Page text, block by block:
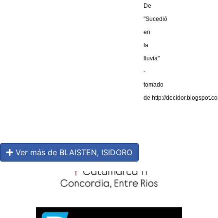
De
"Sucedió
en
la
lluvia"
-
tomado
de http://
Ver más de BLAISTEN, ISIDORO